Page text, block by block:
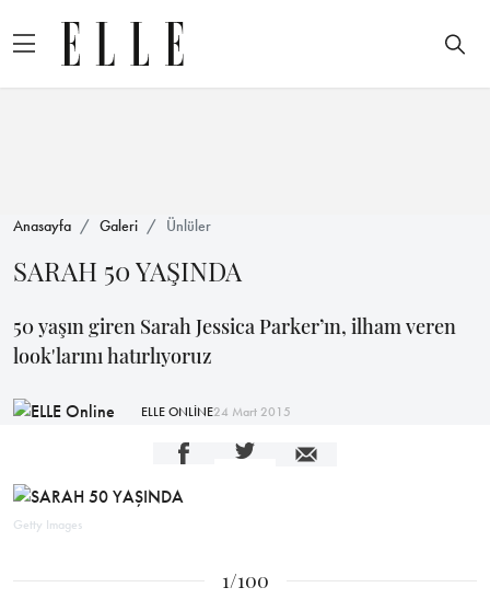
Anasayfa Galeri Ünlüler
SARAH 50 YAŞINDA
50 yaşın giren Sarah Jessica Parker’ın, ilham veren
look'larını hatırlıyoruz
ELLE ONLİNE24 Mart 2015
Getty Images
1/100